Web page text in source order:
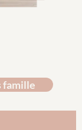
famille